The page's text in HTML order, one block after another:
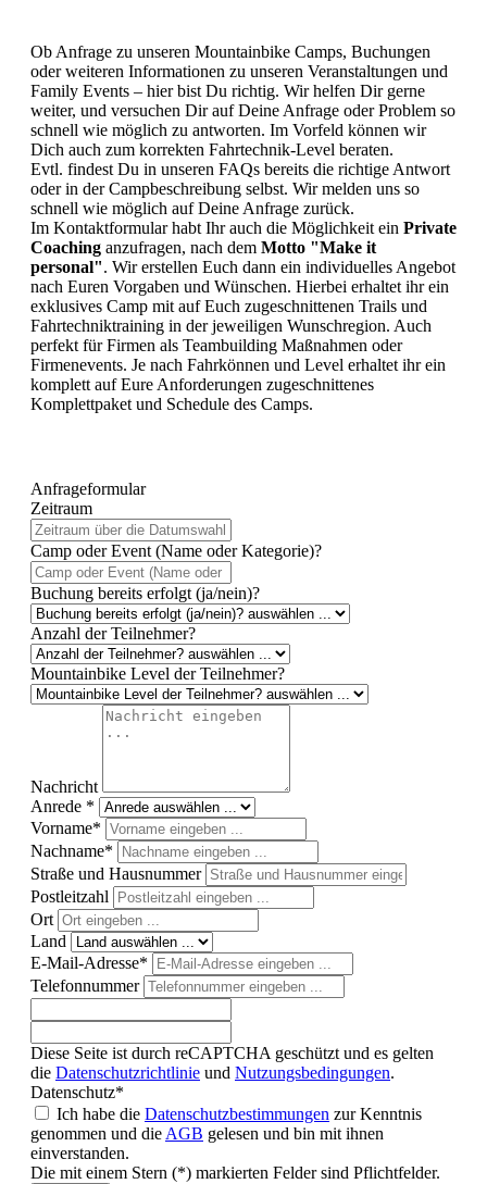
Ob Anfrage zu unseren Mountainbike Camps, Buchungen
oder weiteren Informationen zu unseren Veranstaltungen und
Family Events – hier bist Du richtig. Wir helfen Dir gerne
weiter, und versuchen Dir auf Deine Anfrage oder Problem so
schnell wie möglich zu antworten. Im Vorfeld können wir
Dich auch zum korrekten Fahrtechnik-Level beraten.
Evtl. findest Du in unseren FAQs bereits die richtige Antwort
oder in der Campbeschreibung selbst. Wir melden uns so
schnell wie möglich auf Deine Anfrage zurück.
Im Kontaktformular habt Ihr auch die Möglichkeit ein Private
Coaching anzufragen, nach dem Motto "Make it
personal". Wir erstellen Euch dann ein individuelles Angebot
nach Euren Vorgaben und Wünschen. Hierbei erhaltet ihr ein
exklusives Camp mit auf Euch zugeschnittenen Trails und
Fahrtechniktraining in der jeweiligen Wunschregion. Auch
perfekt für Firmen als Teambuilding Maßnahmen oder
Firmenevents. Je nach Fahrkönnen und Level erhaltet ihr ein
komplett auf Eure Anforderungen zugeschnittenes
Komplettpaket und Schedule des Camps.
Anfrageformular
Zeitraum
Camp oder Event (Name oder Kategorie)?
Buchung bereits erfolgt (ja/nein)?
Anzahl der Teilnehmer?
Mountainbike Level der Teilnehmer?
Nachricht
Anrede *
Vorname*
Nachname*
Straße und Hausnummer
Postleitzahl
Ort
Land
E-Mail-Adresse*
Telefonnummer
Diese Seite ist durch reCAPTCHA geschützt und es gelten
die Datenschutzrichtlinie und Nutzungsbedingungen.
Datenschutz*
Ich habe die Datenschutzbestimmungen zur Kenntnis
genommen und die AGB gelesen und bin mit ihnen
einverstanden.
Die mit einem Stern (*) markierten Felder sind Pflichtfelder.